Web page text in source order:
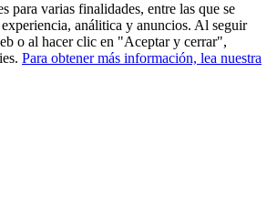
para varias finalidades, entre las que se
análitica y anuncios. Al seguir
o al hacer clic en "Aceptar y cerrar",
Para obtener más información, lea nuestra